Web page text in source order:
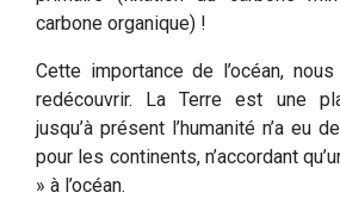
carbone organique) !
Cette importance de l’océan,
redécouvrir. La Terre est une
jusqu’à présent l’humanité n’a eu
pour les continents, n’accordant
» à l’océan.